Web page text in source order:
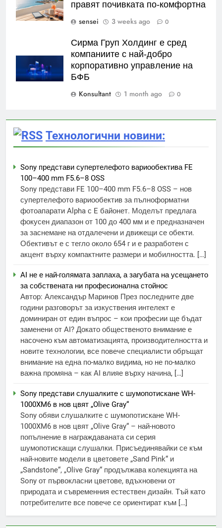
правят почивката по-комфортна
sensei
3 weeks ago 0
Сирма Груп Холдинг е сред
компаниите с най-добро
корпоративно управление на
БФБ
Konsultant
1 month ago 0
Технологични новини:
Sony представи супертелефото вариообектива FE
100–400 mm F5.6–8 OSS
Sony представи FE 100–400 mm F5.6–8 OSS – нов
супертелефото вариообектив за пълноформатни
фотоапарати Alpha с E байонет. Моделът предлага
фокусен диапазон от 100 до 400 мм и е предназначен
за заснемане на отдалечени и движещи се обекти.
Обективът е с тегло около 654 г и е разработен с
акцент върху компактните размери и мобилността. […]
AI не е най-голямата заплаха, а загубата на усещането
за собствената ни професионална стойнос
Автор: Александър Маринов През последните две
години разговорът за изкуствения интелект е
доминиран от един въпрос – кои професии ще бъдат
заменени от AI? Докато общественото внимание е
насочено към автоматизацията, производителността и
новите технологии, все повече специалисти обръщат
внимание на една по-малко видима, но не по-малко
важна промяна – как AI влияе върху начина, […]
Sony представи слушалките с шумопотискане WH-
1000XM6 в нов цвят „Olive Gray“
Sony обяви слушалките с шумопотискане WH-
1000XM6 в нов цвят „Olive Gray“ – най-новото
попълнение в награждаваната си серия
шумопотискащи слушалки. Присъединявайки се към
най-новите модели в цветовете „Sand Pink“ и
„Sandstone“, „Olive Gray“ продължава колекцията на
Sony от първокласни цветове, вдъхновени от
природата и съвременния естествен дизайн. Тъй като
потребителите все повече се ориентират към […]